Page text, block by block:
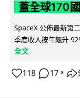
蓋全球170國
SpaceX 公佈最新第
季度收入按年飆升
全文
118 17 ↗